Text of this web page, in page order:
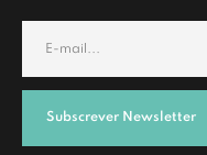
Subscrever Newsletter